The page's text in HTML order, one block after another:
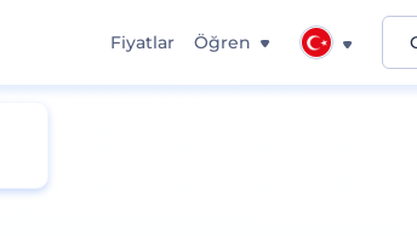
Fiyatlar Öğren